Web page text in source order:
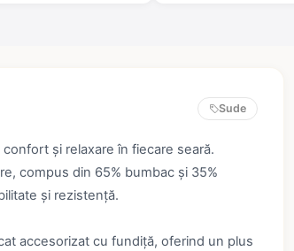
Sude
și relaxare în fiecare seară.
compus din 65% bumbac și 35%
și rezistență.
accesorizat cu fundiță, oferind un plus